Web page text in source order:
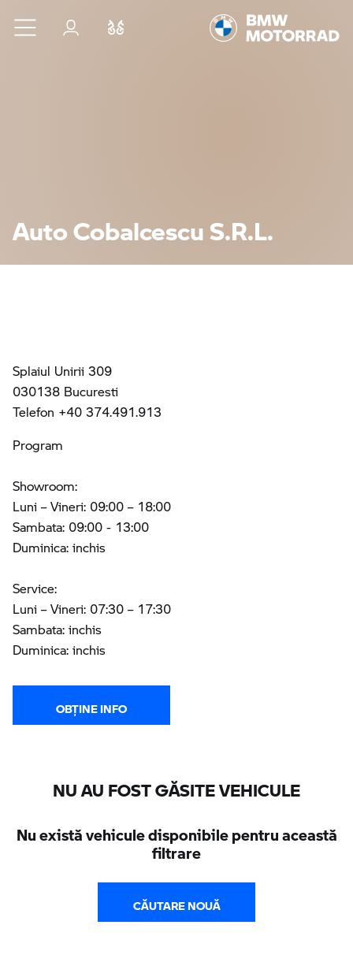
Sari la conținutul principal
Autentificare
Auto Cobalcescu S.R.L.
Splaiul Unirii 309
030138 Bucuresti
Telefon +40 374.491.913
Program
Showroom:
Luni – Vineri: 09:00 – 18:00
Sambata: 09:00 - 13:00
Duminica: inchis
Service:
Luni – Vineri: 07:30 – 17:30
Sambata: inchis
Duminica: inchis
OBŢINE INFO
NU AU FOST GĂSITE VEHICULE
Nu există vehicule disponibile pentru această
filtrare
CĂUTARE NOUĂ